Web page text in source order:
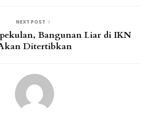
NEXT POST
Bangunan Liar di IKN
Ditertibkan